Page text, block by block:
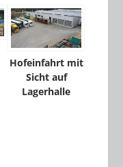
Hofeinfahrt mit
Sicht auf
Lagerhalle